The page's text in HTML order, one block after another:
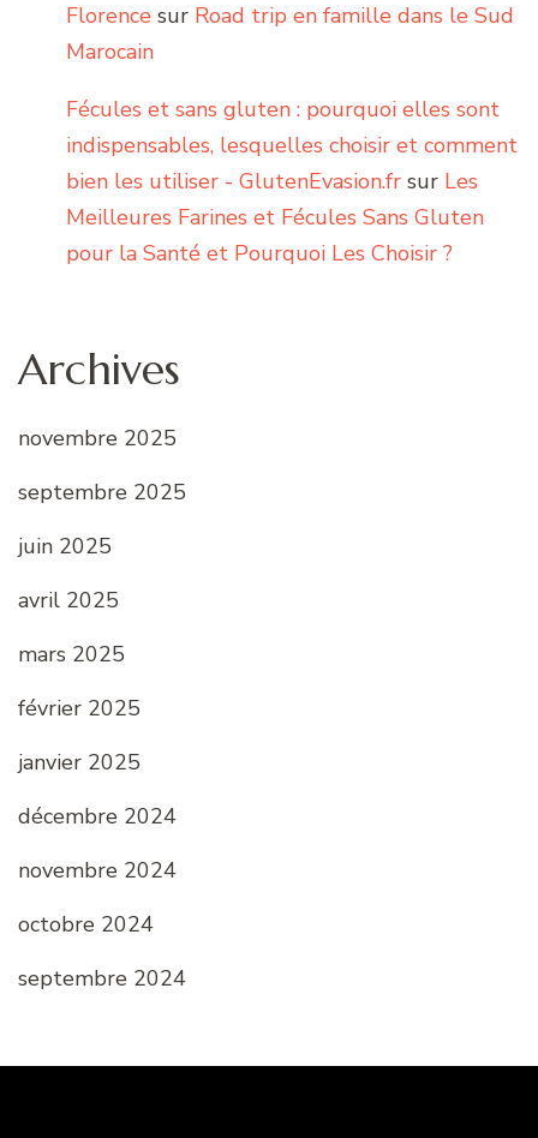
Florence sur Road trip en famille dans le Sud
Marocain
Fécules et sans gluten : pourquoi elles sont
indispensables, lesquelles choisir et comment
bien les utiliser - GlutenEvasion.fr sur Les
Meilleures Farines et Fécules Sans Gluten
pour la Santé et Pourquoi Les Choisir ?
Archives
novembre 2025
septembre 2025
juin 2025
avril 2025
mars 2025
février 2025
janvier 2025
décembre 2024
novembre 2024
octobre 2024
septembre 2024